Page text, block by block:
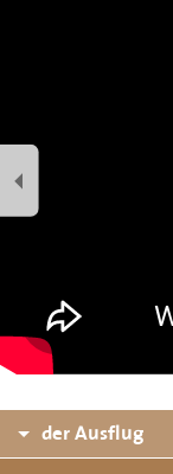
der Ausflug